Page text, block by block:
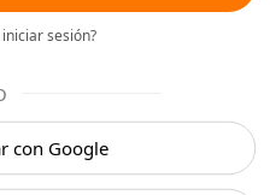
sesión?
con Google